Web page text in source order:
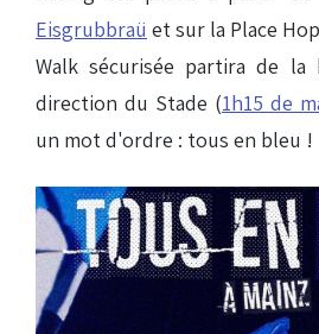
Eisgrubbraü et sur la Place
Walk sécurisée partira de la
direction du Stade (1h15 de
un mot d'ordre : tous en bleu !